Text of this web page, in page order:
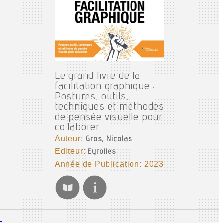
Le grand livre de la
facilitation graphique :
Postures, outils,
techniques et méthodes
de pensée visuelle pour
collaborer
Auteur:Gros, Nicolas
Editeur: Eyrolles
Année de Publication: 2023